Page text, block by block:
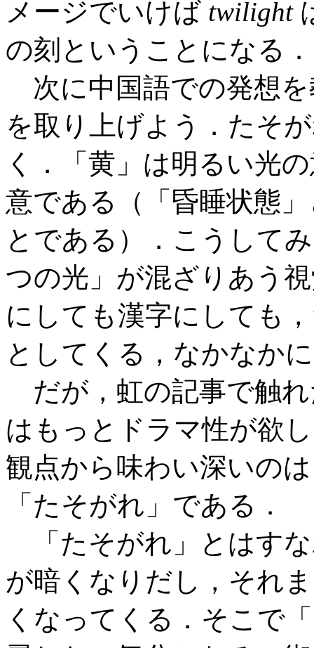
メージでいけば twilight
の刻ということになる．
次に中国語での発想
を取り上げよう．たそ
く．「黄」は明るい光
意である（「昏睡状態
とである）．こうして
つの光」が混ざりあう
にしても漢字にしても
としてくる，なかなか
だが，虹の記事で触
はもっとドラマ性が欲
観点から味わい深いの
「たそがれ」である．
「たそがれ」とはす
が暗くなりだし，それ
くなってくる．そこで